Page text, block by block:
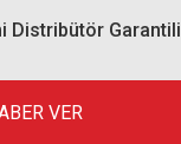
Distribütör Garantili
VER